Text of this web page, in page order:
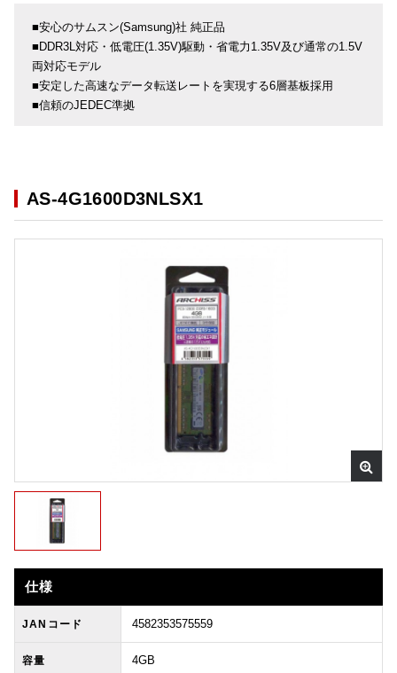
■安心のサムスン(Samsung)社 純正品
■DDR3L対応・低電圧(1.35V)駆動・省電力1.35V及び通常の1.5V
両対応モデル
■安定した高速なデータ転送レートを実現する6層基板採用
■信頼のJEDEC準拠
AS-4G1600D3NLSX1
仕様
JANコード 4582353575559
容量 4GB